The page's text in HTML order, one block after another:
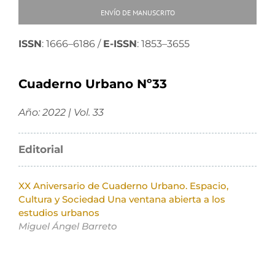
ENVÍO DE MANUSCRITO
ISSN: 1666–6186 / E-ISSN: 1853–3655
Cuaderno Urbano Nº33
Año: 2022 | Vol. 33
Editorial
XX Aniversario de Cuaderno Urbano. Espacio,
Cultura y Sociedad Una ventana abierta a los
estudios urbanos
Miguel Ángel Barreto